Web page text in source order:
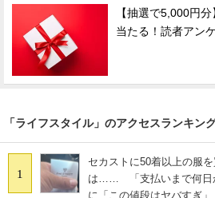
【抽選で5,000円
当たる！読者アン
「ライフスタイル」のアクセスランキン
1
セカストに50着以上の服
は…… 「支払いまで何日
に「この値段はヤバすぎ」